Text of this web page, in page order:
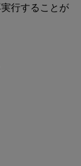
行することが